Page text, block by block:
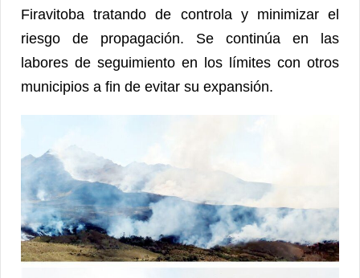
Firavitoba tratando de controla y minimizar el
riesgo de propagación. Se continúa en las
labores de seguimiento en los límites con otros
municipios a fin de evitar su expansión.